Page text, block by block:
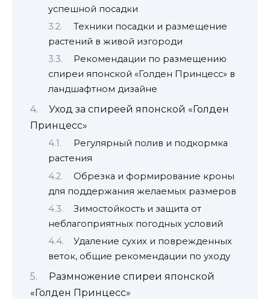
успешной посадки
Техники посадки и размещение
растений в живой изгороди
Рекомендации по размещению
спиреи японской «Голден Принцесс» в
ландшафтном дизайне
Уход за спиреей японской «Голден
Принцесс»
Регулярный полив и подкормка
растения
Обрезка и формирование кроны
для поддержания желаемых размеров
Зимостойкость и защита от
неблагоприятных погодных условий
Удаление сухих и поврежденных
веток, общие рекомендации по уходу
Размножение спиреи японской
«Голден Принцесс»